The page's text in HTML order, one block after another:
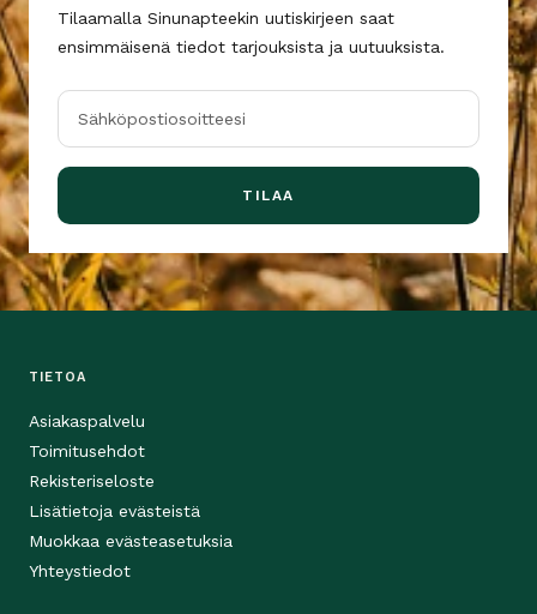
Tilaamalla Sinunapteekin uutiskirjeen saat
ensimmäisenä tiedot tarjouksista ja uutuuksista.
Sähköpostiosoitteesi
TILAA
TIETOA
Asiakaspalvelu
Toimitusehdot
Rekisteriseloste
Lisätietoja evästeistä
Muokkaa evästeasetuksia
Yhteystiedot